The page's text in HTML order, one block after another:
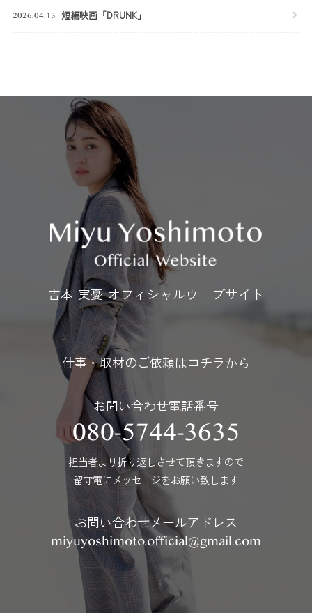
2026.04.13 短編映画「DRUNK」
吉本 実憂 オフィシャルウェブサイト
仕事・取材のご依頼はコチラから
お問い合わせ電話番号
080-5744-3635
担当者より折り返しさせて頂きますので
留守電にメッセージをお願い致します
お問い合わせメールアドレス
miyuyoshimoto.official@gmail.com